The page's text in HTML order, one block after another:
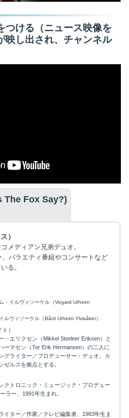
つける（ニュース映像を
映し出され、チャンネル
The Fox Say?)
）
メディアン兄弟デュオ。
バラエティ番組やコンサートなど
る。
・イルヴィソーケル（Vegard Urheim
ルヴィソーケル（Bård Urheim Ylvisåker）
）
・エリクセン（Mikkel Storleer Eriksen）と
ーマセン（Tor Erik Hermansen）の二人に
グライター／プロデューサー・デュオ。カ
ゼルスを拠点とする。
クトロニック・ミュージック・プロデュー
ラー、1991年生まれ。
イター／作家／テレビ編集者、1983年生ま